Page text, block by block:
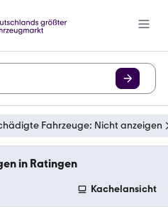
Fahrzeuge: Nicht anzeigen
in Ratingen
Kachelansicht